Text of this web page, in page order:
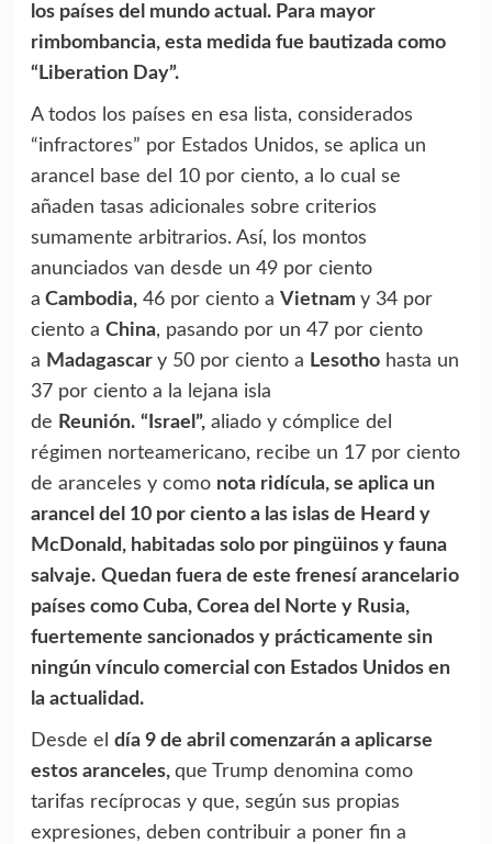
los países del mundo actual. Para mayor
rimbombancia, esta medida fue bautizada como
“Liberation Day”.
A todos los países en esa lista, considerados
“infractores” por Estados Unidos, se aplica un
arancel base del 10 por ciento, a lo cual se
añaden tasas adicionales sobre criterios
sumamente arbitrarios. Así, los montos
anunciados van desde un 49 por ciento
a Cambodia,46 por ciento a Vietnam y 34 por
ciento a China, pasando por un 47 por ciento
a Madagascar y 50 por ciento a Lesothohasta un
37 por ciento a la lejana isla
de Reunión. “Israel”,aliado y cómplice del
régimen norteamericano, recibe un 17 por ciento
de aranceles y como nota ridícula, se aplica un
arancel del 10 por ciento a las islas de Heard y
McDonald, habitadas solo por pingüinos y fauna
salvaje. Quedan fuera de este frenesí arancelario
países como Cuba, Corea del Norte y Rusia,
fuertemente sancionados y prácticamente sin
ningún vínculo comercial con Estados Unidos en
la actualidad.
Desde el día 9 de abril comenzarán a aplicarse
estos aranceles, que Trump denomina como
tarifas recíprocas y que, según sus propias
expresiones, deben contribuir a poner fin a